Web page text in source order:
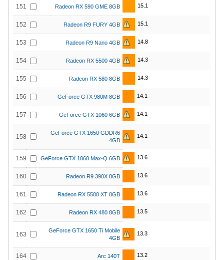
151 Radeon RX 590 GME 8GB 15.1
152 Radeon R9 FURY 4GB 15.1
153 Radeon R9 Nano 4GB 14.8
154 Radeon RX 5500 4GB 14.3
155 Radeon RX 580 8GB 14.3
156 GeForce GTX 980M 8GB 14.1
157 GeForce GTX 1060 6GB 14.1
158
GeForce GTX 1650 GDDR6
4GB
14.1
159 GeForce GTX 1060 Max-Q 6GB 13.6
160 Radeon R9 390X 8GB 13.6
161 Radeon RX 5500 XT 8GB 13.6
162 Radeon RX 480 8GB 13.5
163
GeForce GTX 1650 Ti Mobile
4GB
13.3
164 Arc 140T 13.2